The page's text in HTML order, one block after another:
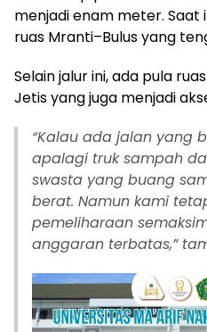
menjadi enam meter.
ruas Mranti–Bulus yang
Selain jalur ini, ada pula
Jetis yang juga menjadi
“Kalau ada jalan yang
apalagi truk sampah
swasta yang buang
berat. Namun kami
pemeliharaan
anggaran terbatas,”